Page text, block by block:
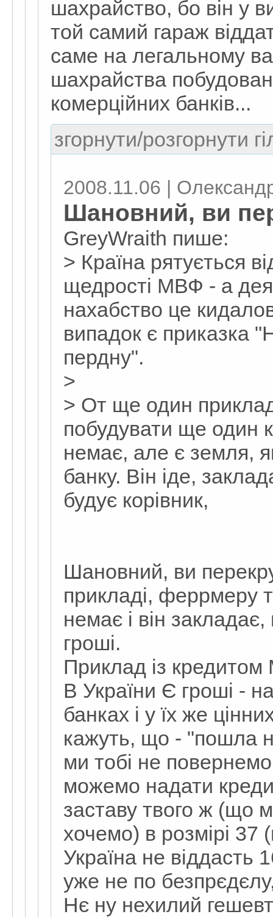
шахрайство, бо він у
той самий гараж
саме на легальному
шахрайства
комерційних банків...
згорнути/розгорнути
2008.11.06 |
Шановний, ви
GreyWraith пише:
> Країна рятується
щедрості МВФ - а
нахабство це
випадок є приказка
пердну".
>
> От ще один
побудувати ще один
немає, але є земля,
банку. Він іде,
будує корівник,
Шановний, ви
прикладі, феррмеру
немає і він
гроші.
Приклад із
В України Є гроші -
банках і у їх же
кажуть, що - "пошла
ми тобі не
можемо надати
заставу твого ж (що
хочемо) в розмірі
Україна не віддасть
уже не по
Нє ну нехилий